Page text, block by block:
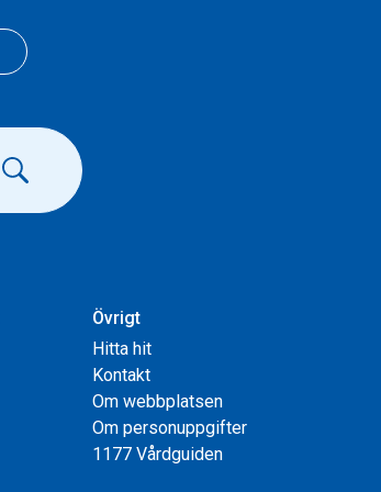
Övrigt
Hitta hit
Kontakt
Om webbplatsen
Om personuppgifter
1177 Vårdguiden